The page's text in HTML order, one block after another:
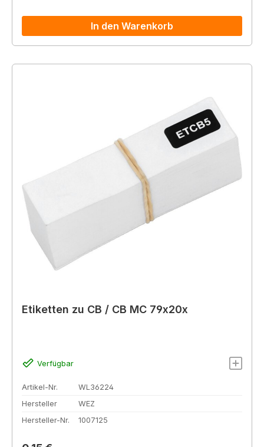
In den Warenkorb
Etiketten zu CB / CB MC 79x20x
Verfügbar
Artikel-Nr.
WL36224
Hersteller
WEZ
Hersteller-Nr.
1007125